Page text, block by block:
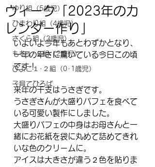
ゆり組（5歳児）
ひまわり組（4歳児）
さくら組（3歳児）
もも１･２組（2歳児）
ひよこ１･２組（0･1歳児）
子育てひろば
ウィーク「2023年のカ
レンダー作り」
いよいよ今年もあとわずかとなり、
一年の早さに驚いている今日この頃
です！
来年の干支はうさぎです。
うさぎさんが大盛りパフェを食べて
いる可愛い製作にしました。
大盛りパフェの中身はお母さんと一
緒にお花紙を袋に丸めて詰めてきれ
いな色のクリームに。
アイスは大きさが違う２色を貼りま